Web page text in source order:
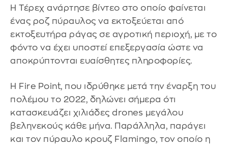
Η Τέρεχ ανάρτησε βίντεο στο οποίο φαίνεται
ένας ροζ πύραυλος να εκτοξεύεται από
εκτοξευτήρα ράγας σε αγροτική περιοχή, με το
φόντο να έχει υποστεί επεξεργασία ώστε να
αποκρύπτονται ευαίσθητες πληροφορίες.
Η Fire Point, που ιδρύθηκε μετά την έναρξη του
πολέμου το 2022, δηλώνει σήμερα ότι
κατασκευάζει χιλιάδες drones μεγάλου
βεληνεκούς κάθε μήνα. Παράλληλα, παράγει
και τον πύραυλο κρουζ Flamingo, τον οποίο η